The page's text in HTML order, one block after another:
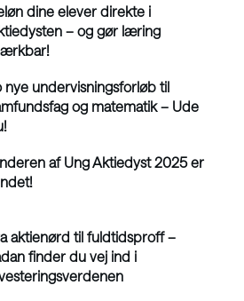
dine elever direkte i
– og gør læring
nye undervisningsforløb til
og matematik – Ude
af Ung Aktiedyst 2025 er
aktienørd til fuldtidsproff –
finder du vej ind i